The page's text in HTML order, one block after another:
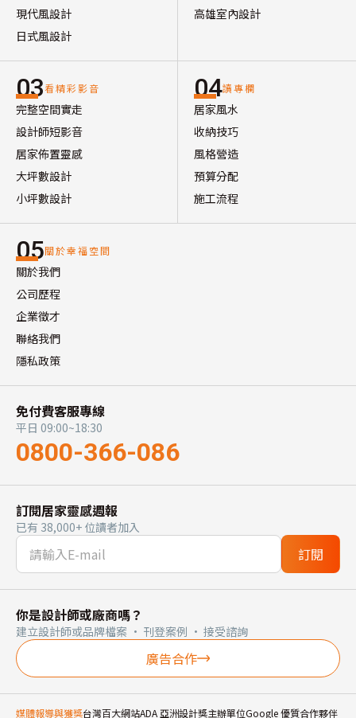
現代風設計
日式風設計
高雄室內設計
03看精彩影音
完整空間實走
設計師短影音
居家佈置靈感
大坪數設計
小坪數設計
04讀專欄
居家風水
收納技巧
風格營造
預算分配
施工流程
05關於幸福空間
關於我們
公司歷程
企業徵才
聯絡我們
隱私政策
免付費客服專線
平日 09:00~18:30
0800-366-086
訂閱居家靈感週報
已有 38,000+ 位讀者加入
訂閱
你是設計師或廠商嗎？
建立設計師或品牌檔案 · 刊登案例 · 接受諮詢
廣告合作
媒體報導與獲獎台灣百大網站ADA 亞洲設計獎主辦單位Google 優質合作夥伴